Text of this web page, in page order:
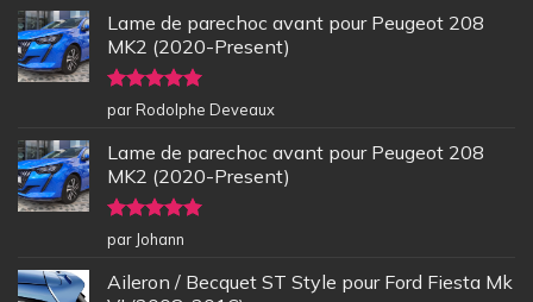
Lame de parechoc avant pour Peugeot 208
MK2 (2020-Present)
Note5sur
5
par Rodolphe Deveaux
Lame de parechoc avant pour Peugeot 208
MK2 (2020-Present)
Note5sur
5
par Johann
Aileron / Becquet ST Style pour Ford Fiesta Mk